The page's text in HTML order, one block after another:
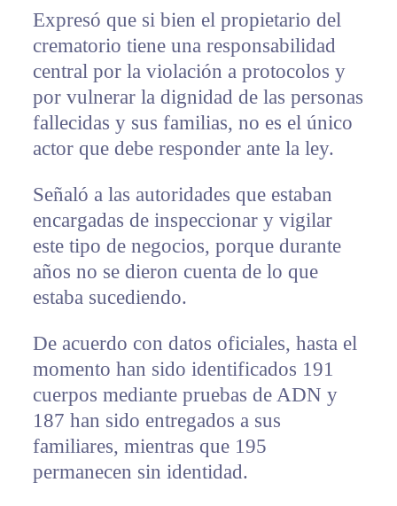
Expresó que si bien el propietario del
crematorio tiene una responsabilidad
central por la violación a protocolos y
por vulnerar la dignidad de las personas
fallecidas y sus familias, no es el único
actor que debe responder ante la ley.
Señaló a las autoridades que estaban
encargadas de inspeccionar y vigilar
este tipo de negocios, porque durante
años no se dieron cuenta de lo que
estaba sucediendo.
De acuerdo con datos oficiales, hasta el
momento han sido identificados 191
cuerpos mediante pruebas de ADN y
187 han sido entregados a sus
familiares, mientras que 195
permanecen sin identidad.